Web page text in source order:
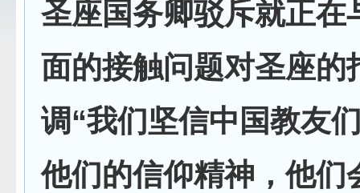
圣座国务卿驳斥就正在
面的接触问题对圣座的
调“我们坚信中国教友
他们的信仰精神，他们